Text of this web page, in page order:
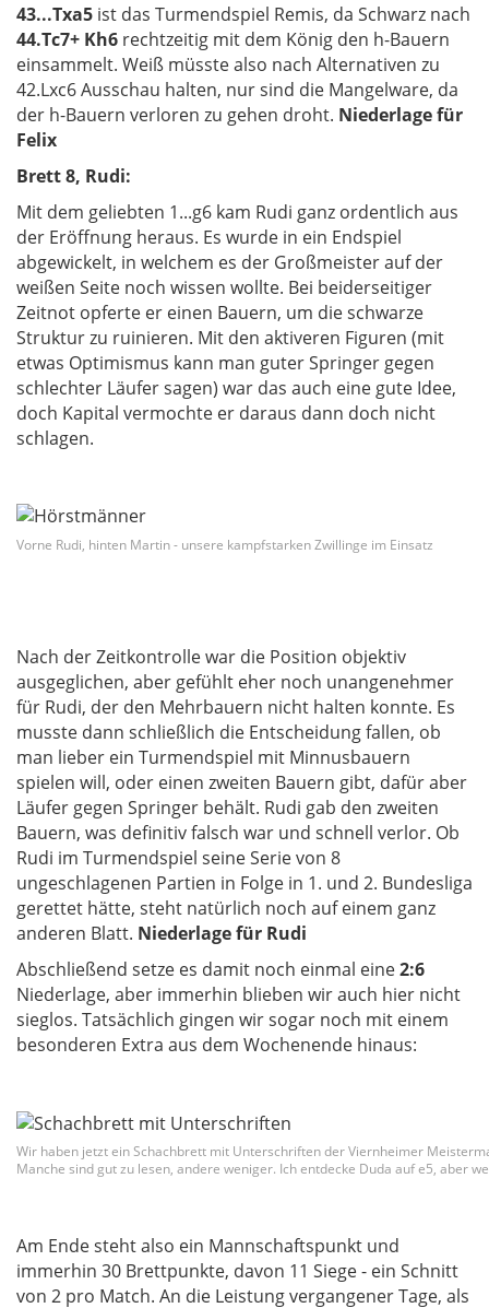
43...Txa5 ist das Turmendspiel Remis, da Schwarz nach
44.Tc7+ Kh6 rechtzeitig mit dem König den h-Bauern
einsammelt. Weiß müsste also nach Alternativen zu
42.Lxc6 Ausschau halten, nur sind die Mangelware, da
der h-Bauern verloren zu gehen droht. Niederlage für
Felix
Brett 8, Rudi:
Mit dem geliebten 1...g6 kam Rudi ganz ordentlich aus
der Eröffnung heraus. Es wurde in ein Endspiel
abgewickelt, in welchem es der Großmeister auf der
weißen Seite noch wissen wollte. Bei beiderseitiger
Zeitnot opferte er einen Bauern, um die schwarze
Struktur zu ruinieren. Mit den aktiveren Figuren (mit
etwas Optimismus kann man guter Springer gegen
schlechter Läufer sagen) war das auch eine gute Idee,
doch Kapital vermochte er daraus dann doch nicht
schlagen.
Vorne Rudi, hinten Martin - unsere kampfstarken Zwillinge im Einsatz
Nach der Zeitkontrolle war die Position objektiv
ausgeglichen, aber gefühlt eher noch unangenehmer
für Rudi, der den Mehrbauern nicht halten konnte. Es
musste dann schließlich die Entscheidung fallen, ob
man lieber ein Turmendspiel mit Minnusbauern
spielen will, oder einen zweiten Bauern gibt, dafür aber
Läufer gegen Springer behält. Rudi gab den zweiten
Bauern, was definitiv falsch war und schnell verlor. Ob
Rudi im Turmendspiel seine Serie von 8
ungeschlagenen Partien in Folge in 1. und 2. Bundesliga
gerettet hätte, steht natürlich noch auf einem ganz
anderen Blatt. Niederlage für Rudi
Abschließend setze es damit noch einmal eine2:6
Niederlage, aber immerhin blieben wir auch hier nicht
sieglos. Tatsächlich gingen wir sogar noch mit einem
besonderen Extra aus dem Wochenende hinaus:
Wir haben jetzt ein Schachbrett mit Unterschriften der Viernheimer
Manche sind gut zu lesen, andere weniger. Ich entdecke Duda auf e5, aber
Am Ende steht also ein Mannschaftspunkt und
immerhin 30 Brettpunkte, davon 11 Siege - ein Schnitt
von 2 pro Match. An die Leistung vergangener Tage, als